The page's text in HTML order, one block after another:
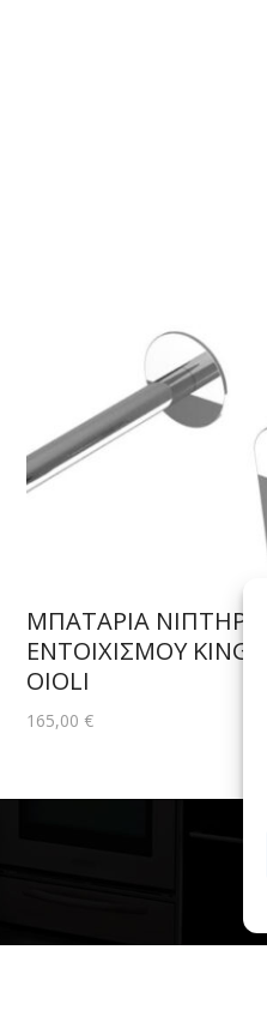
ΜΠΑΤΑΡΙΑ ΝΙΠΤΗΡΟΣ
ΕΝΤΟΙΧΙΣΜΟΥ KING
OIOLI
165,00 €